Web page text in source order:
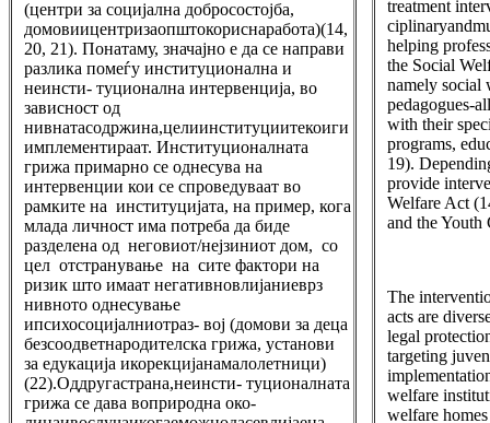
(центри за социјална добросостојба,
домовиицентризаопштокориснаработа)(14,
20, 21). Понатаму, значајно е да се направи
разлика помеѓу институционална и
неинсти- туционална интервенција, во
зависност од
нивнатасодржина,целиинституциитекоиги
имплементираат. Институционалната
грижа примарно се однесува на
интервенции кои се спроведуваат во
рамките на институцијата, на пример, кога
млада личност има потреба да биде
разделена од неговиот/нејзиниот дом, со
цел отстранување на сите фактори на
ризик што имаат негативновлијаниеврз
нивното однесување
ипсихосоцијалниотраз- вој (домови за деца
безсоодветнародителска грижа, установи
за едукација икорекцијанамалолетници)
(22).Оддругастрана,неинсти- туционалната
грижа се дава воприродна око-
treatment
helping
the Social
namely social
pedagogues-
with their
programs,
19).
provide
Welfare Act
and the Youth
The
acts are
legal
targeting
welfare
welfare